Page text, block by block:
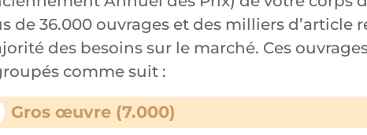
de 36.000 ouvrages et des milliers d’article
des besoins sur le marché. Ces
comme suit :
Gros œuvre (7.000)